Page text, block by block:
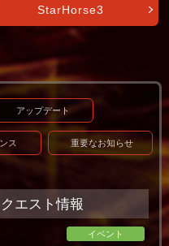
StarHorse3
アップデート
ス 重要なお知らせ
エスト情報
イベント